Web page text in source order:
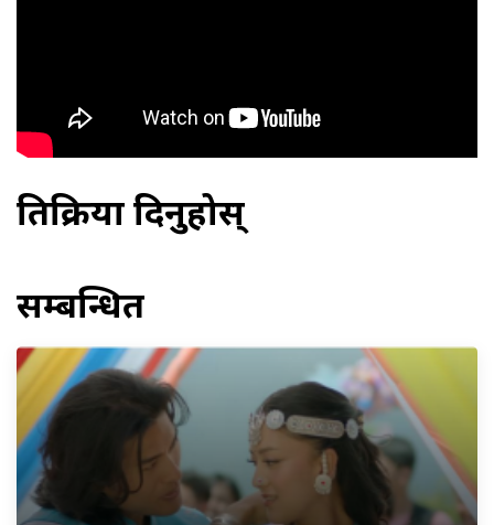
प्रतिक्रिया दिनुहोस्
सम्बन्धित